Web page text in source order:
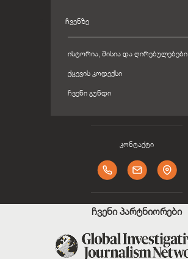
ᲩᲕᲔᲜᲖᲔ
ᲘᲡᲢᲝᲠᲘᲐ, ᲛᲘᲡᲘᲐ ᲓᲐ ᲦᲘᲠᲔᲑᲣᲚᲔᲑᲔᲑᲘ
ᲥᲪᲔᲕᲘᲡ ᲙᲝᲓᲔᲥᲡᲘ
ᲩᲕᲔᲜᲘ ᲒᲣᲜᲓᲘ
კონტაქტი
ჩვენი პარტნიორები